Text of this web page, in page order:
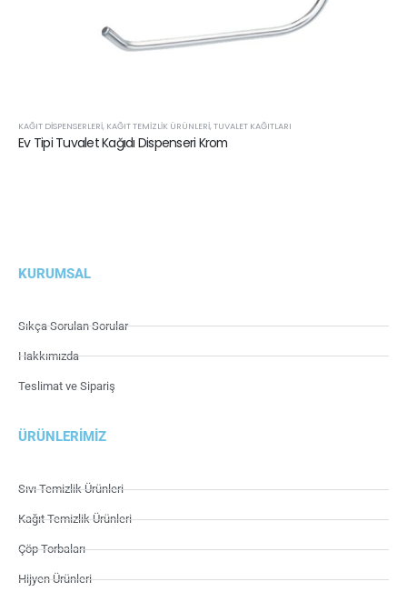
KAĞIT DISPENSERLERI, KAĞIT TEMIZLIK ÜRÜNLERI,TUVALET KAĞITLARI
Ev Tipi Tuvalet Kağıdı Dispenseri Krom
KURUMSAL
Sıkça Sorulan Sorular
Hakkımızda
Teslimat ve Sipariş
ÜRÜNLERIMIZ
Sıvı Temizlik Ürünleri
Kağıt Temizlik Ürünleri
Çöp Torbaları
Hijyen Ürünleri